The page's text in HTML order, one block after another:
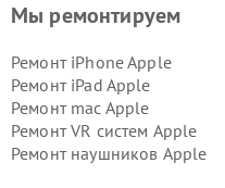
Мы ремонтируем
Ремонт iPhone Apple
Ремонт iPad Apple
Ремонт mac Apple
Ремонт VR систем Apple
Ремонт наушников Apple